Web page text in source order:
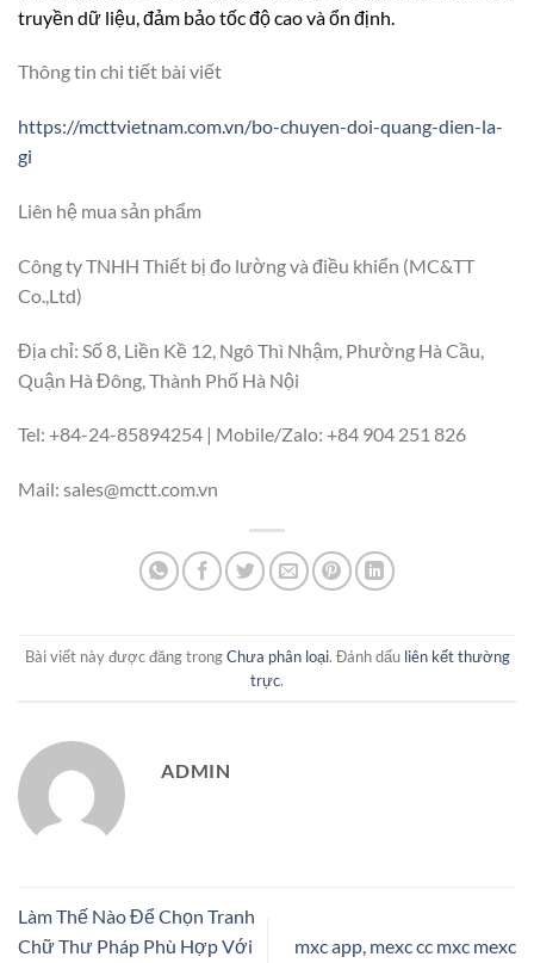
truyền dữ liệu, đảm bảo tốc độ cao và ổn định.
Thông tin chi tiết bài viết
https://mcttvietnam.com.vn/bo-chuyen-doi-quang-dien-la-
gi
Liên hệ mua sản phẩm
Công ty TNHH Thiết bị đo lường và điều khiển (MC&TT
Co.,Ltd)
Địa chỉ: Số 8, Liền Kề 12, Ngô Thì Nhậm, Phường Hà Cầu,
Quận Hà Đông, Thành Phố Hà Nội
Tel: +84-24-85894254 | Mobile/Zalo: +84 904 251 826
Mail: sales@mctt.com.vn
Bài viết này được đăng trongChưa phân loại. Đánh dấu liên kết thường
trực.
ADMIN
Làm Thế Nào Để Chọn Tranh
Chữ Thư Pháp Phù Hợp Với
mxc app, mexc cc mxc mexc